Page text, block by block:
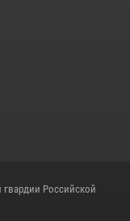
Российской